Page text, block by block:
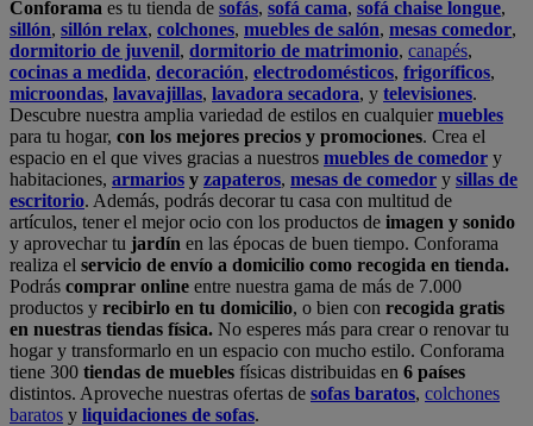
Conforama es tu tienda de sofás, sofá cama, sofá chaise longue,
sillón, sillón relax, colchones, muebles de salón, mesas comedor,
dormitorio de juvenil, dormitorio de matrimonio, canapés,
cocinas a medida, decoración, electrodomésticos, frigoríficos,
microondas, lavavajillas, lavadora secadora, y televisiones.
Descubre nuestra amplia variedad de estilos en cualquiermuebles
para tu hogar, con los mejores precios y promociones. Crea el
espacio en el que vives gracias a nuestros muebles de comedor y
habitaciones, armarios y zapateros, mesas de comedor y sillas de
escritorio. Además, podrás decorar tu casa con multitud de
artículos, tener el mejor ocio con los productos de imagen y sonido
y aprovechar tu jardín en las épocas de buen tiempo. Conforama
realiza el servicio de envío a domicilio como recogida en tienda.
Podrás comprar online entre nuestra gama de más de 7.000
productos y recibirlo en tu domicilio, o bien con recogida gratis
en nuestras tiendas física. No esperes más para crear o renovar tu
hogar y transformarlo en un espacio con mucho estilo. Conforama
tiene 300 tiendas de muebles físicas distribuidas en 6 países
distintos. Aproveche nuestras ofertas de sofas baratos, colchones
baratos y liquidaciones de sofas.